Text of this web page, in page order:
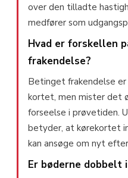
over den tilladte
medfører som
Hvad er forskellen
frakendelse?
Betinget frakendelse
kortet, men mister det
forseelse i prøvetiden.
betyder, at kørekortet
kan ansøge om nyt
Er bøderne dobbelt